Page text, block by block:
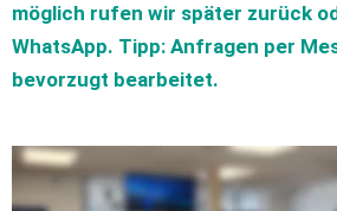
möglich rufen wir später zurück
WhatsApp. Tipp: Anfragen per
bevorzugt bearbeitet.